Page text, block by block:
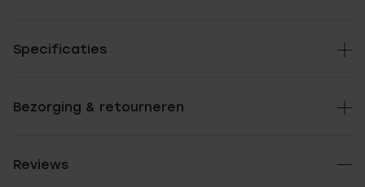
Specificaties
Bezorging & retourneren
Reviews